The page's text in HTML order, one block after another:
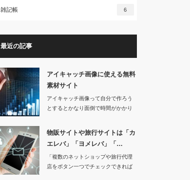
雑記帳 6
最近の記事
アイキャッチ画像に使える無料
素材サイト
アイキャッチ画像って自分で作ろう
とするとかなり面倒で時間がかかり
物販サイトや旅行サイトは「カ
エレバ」「ヨメレバ」「…
「複数のネットショップや旅行代理
店をボタン一つでチェックできれば